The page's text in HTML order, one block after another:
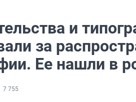
и
за
Ее нашли в
7 755